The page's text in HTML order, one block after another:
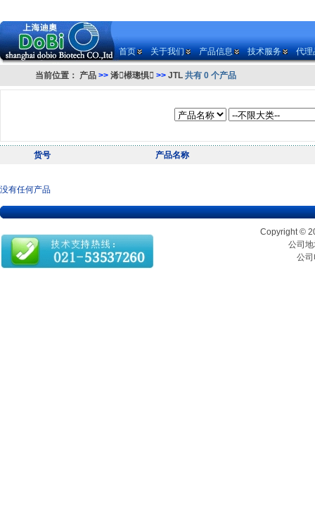
首页 关于我们 产品信息 技术服务 代理
当前位置： 产品 >> 浠櫒璁惧 >> JTL 共有 0 个产品
货号 产品名称
没有任何产品
Copyright ©
公司
公